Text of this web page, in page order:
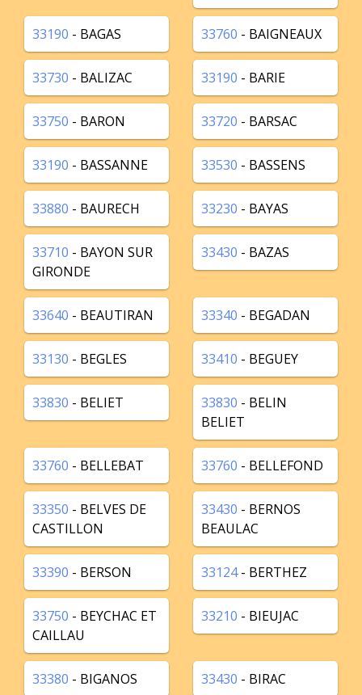
33190 - BAGAS 33760 - BAIGNEAUX
33730 - BALIZAC 33190 - BARIE
33750 - BARON 33720 - BARSAC
33190 - BASSANNE 33530 - BASSENS
33880 - BAURECH 33230 - BAYAS
33710 - BAYON SUR
GIRONDE
33430 - BAZAS
33640 - BEAUTIRAN 33340 - BEGADAN
33130 - BEGLES 33410 - BEGUEY
33830 - BELIET 33830 - BELIN
BELIET
33760 - BELLEBAT 33760 - BELLEFOND
33350 - BELVES DE
CASTILLON
33430 - BERNOS
BEAULAC
33390 - BERSON 33124- BERTHEZ
33750 - BEYCHAC ET
CAILLAU
33210 - BIEUJAC
33380 - BIGANOS 33430 - BIRAC